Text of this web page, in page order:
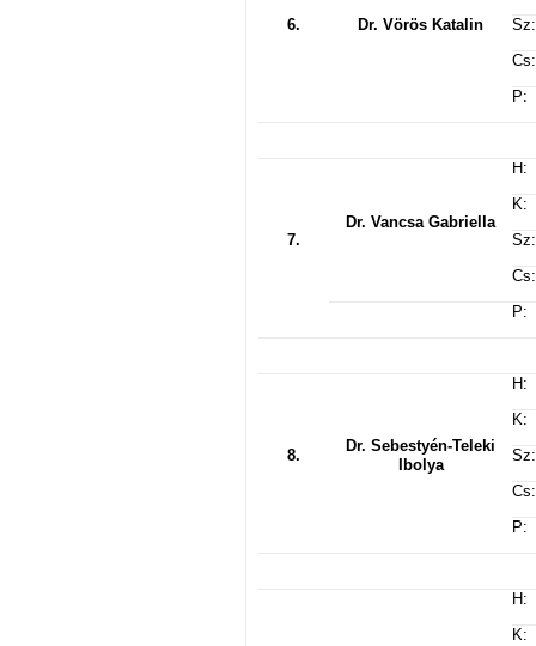
6. Dr. Vörös Katalin
Sz:
Cs:
P:
7.
Dr. Vancsa Gabriella
H:
K:
Sz:
Cs:
P:
8.
Dr. Sebestyén-Teleki
Ibolya
H:
K:
Sz:
Cs:
P:
H:
K: